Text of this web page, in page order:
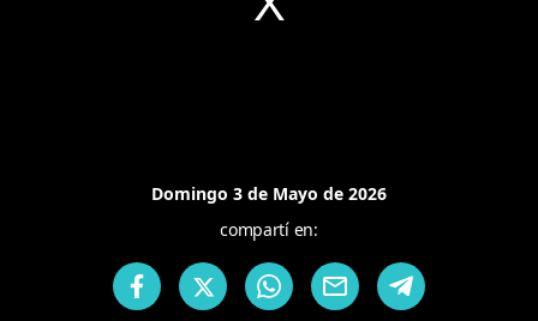
Domingo 3 de Mayo de 2026
compartí en: